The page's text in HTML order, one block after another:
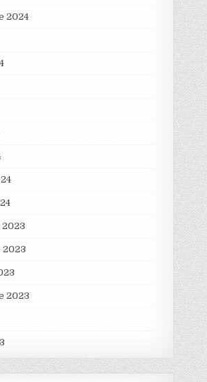
2024
2023
2023